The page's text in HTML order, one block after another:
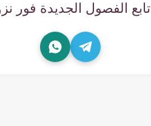
تابع الفصول الجديدة فور